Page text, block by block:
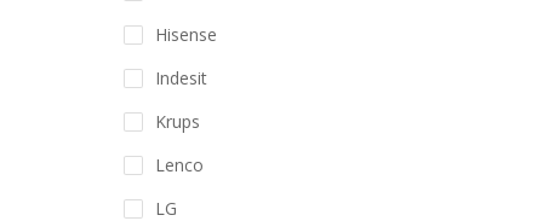
Hisense
Indesit
Krups
Lenco
LG